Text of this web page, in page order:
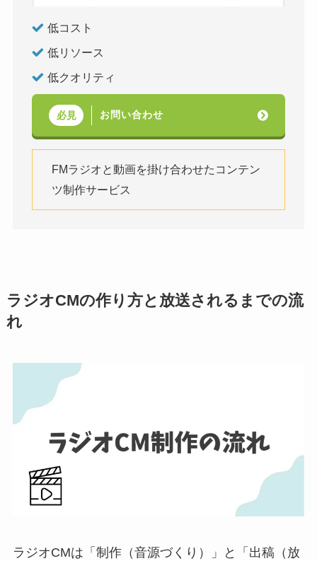
低コスト
低リソース
低クオリティ
必見 お問い合わせ
FMラジオと動画を掛け合わせたコンテン
ツ制作サービス
ラジオCMの作り方と放送されるまでの流
れ
ラジオCMは「制作（音源づくり）」と「出稿（放